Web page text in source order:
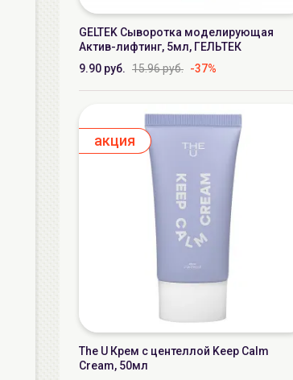
GELTEK Сыворотка моделирующая
Актив-лифтинг, 5мл, ГЕЛЬТЕК
9.90 руб. 15.96 руб. -37%
aкция
The U Крем с центеллой Keep Calm
Cream, 50мл